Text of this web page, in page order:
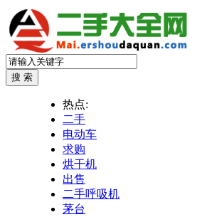
热点:
二手
电动车
求购
烘干机
出售
二手呼吸机
茅台